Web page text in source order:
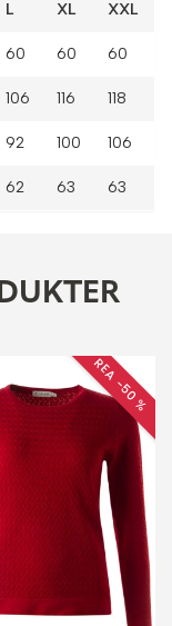
L XL XXL
60 60 60
106 116 118
92 100 106
62 63 63
REA −50 %